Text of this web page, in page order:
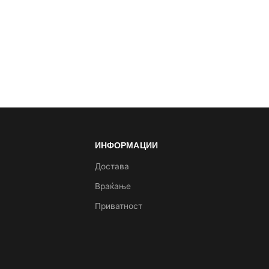
ИНФОРМАЦИИ
Достава
Враќање
Приватност